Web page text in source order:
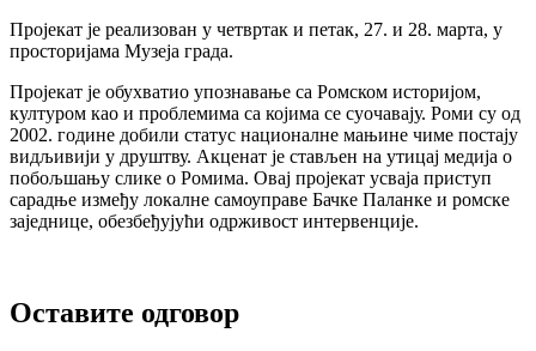
Пројекат је реализован у четвртак и петак, 27. и 28. марта, у
просторијама Музеја града.
Пројекат је обухватио упознавање са Ромском историјом,
културом као и проблемима са којима се суочавају. Роми су од
2002. године добили статус националне мањине чиме постају
видљивији у друштву. Акценат је стављен на утицај медија о
побољшању слике о Ромима. Овај пројекат усваја приступ
сарадње између локалне самоуправе Бачке Паланке и ромске
заједнице, обезбеђујући одрживост интервенције.
Оставите одговор